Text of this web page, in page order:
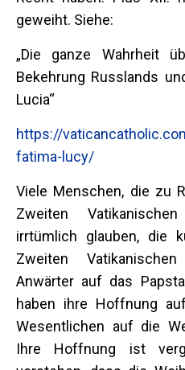
geweiht. Siehe:
„Die ganze Wahrheit
Bekehrung Russlands
Lucia“
https://
fatima-lucy/
Viele Menschen, die zu
Zweiten
irrtümlich glauben, die
Zweiten
Anwärter auf das
haben ihre Hoffnung
Wesentlichen auf die
Ihre Hoffnung ist